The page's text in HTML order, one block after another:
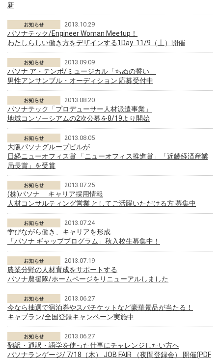
新
2013.10.29
パソナテック/Engineer Woman Meetup！
わたしらしい働き方をデザインする1Day 11/9（土）開催
2013.09.09
パソナ ア・テンポ/ミュージカル「ちぬの誓い」
男性アンサンブル・オーディション 応募受付中
2013.08.20
パソナテック「プロデューサー人材派遣事業」
地域コンソーシアムの2次公募を8/19より開始
2013.08.05
大阪パソナグループビルが
日経ニューオフィス賞 「ニューオフィス推進賞」「近畿経済産業
局長賞」を受賞
2013.07.25
(株)パソナ キャリア採用情報
人材コンサルティング営業 としてご活躍いただける方 募集中
2013.07.24
学びながら働き、キャリアを形成
「パソナ ギャッププログラム」秋入校生募集中！
2013.07.19
農業分野の人材育成をサポートする
パソナ農援隊/ホームページをリニューアルしました
2013.06.27
今なら抽選で宿泊券やスパチケットなど豪華景品が当たる！
キャプラン/全国登録キャンペーン実施中
2013.06.27
翻訳・通訳・語学を使った仕事にチャレンジしたい方へ
パソナランゲージ/ 7/18（木） JOB FAIR （夜間登録会） 開催(PDF